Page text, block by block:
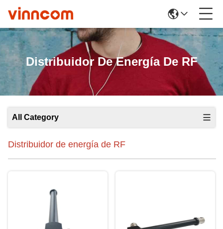
Distribuidor De Energía De RF
All Category
Distribuidor de energía de RF